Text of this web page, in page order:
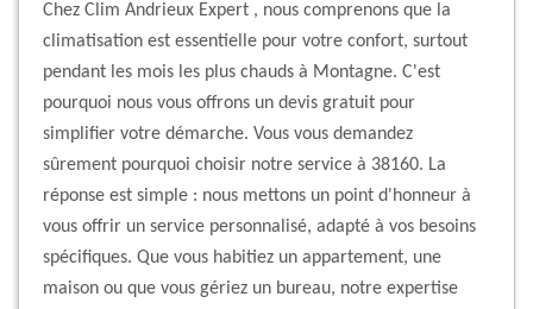
Chez Clim Andrieux Expert , nous comprenons que la
climatisation est essentielle pour votre confort, surtout
pendant les mois les plus chauds à Montagne. C'est
pourquoi nous vous offrons un devis gratuit pour
simplifier votre démarche. Vous vous demandez
sûrement pourquoi choisir notre service à 38160. La
réponse est simple : nous mettons un point d'honneur à
vous offrir un service personnalisé, adapté à vos besoins
spécifiques. Que vous habitiez un appartement, une
maison ou que vous gériez un bureau, notre expertise